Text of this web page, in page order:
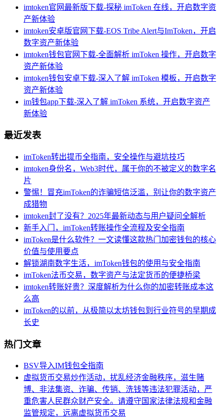
imtoken官网最新版下载-探秘 imToken 在线，开启数字资
产新体验
imtoken安卓版官网下载-EOS Tribe Alert与ImToken，开启
数字资产新体验
imtoken钱包官网下载-全面解析 imToken 操作，开启数字
资产新体验
imtoken钱包安卓下载-深入了解 imToken 模板，开启数字
资产新体验
im钱包app下载-深入了解 imToken 系统，开启数字资产
新体验
最近发表
imToken转出提币全指南，安全操作与避坑技巧
imtoken身份名，Web3时代，属于你的不被定义的数字名
片
警惕！冒充imToken的诈骗短信泛滥，别让你的数字资产
成猎物
imtoken封了没有？2025年最新动态与用户疑问全解析
新手入门，imToken转账操作全流程及安全指南
imToken是什么软件？一文读懂这款热门加密钱包的核心
价值与使用要点
解锁湖南数字生活，imToken钱包的使用与安全指南
imToken法币交易，数字资产与法定货币的便捷桥梁
imtoken转账好贵？深度解析为什么你的加密转账成本这
么高
imToken的以前，从极简以太坊钱包到行业符号的早期成
长史
热门文章
BSV导入IM钱包全指南
虚拟货币交易炒作活动，扰乱经济金融秩序，滋生赌
博、非法集资、诈骗、传销、洗钱等违法犯罪活动，严
重危害人民群众财产安全。请遵守国家法律法规和金融
监管规定，远离虚拟货币交易